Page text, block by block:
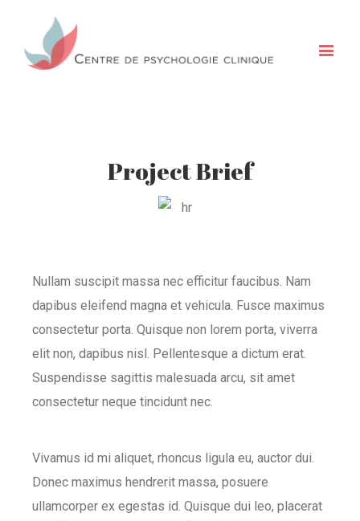
Project Brief
Nullam suscipit massa nec efficitur faucibus. Nam
dapibus eleifend magna et vehicula. Fusce maximus
consectetur porta. Quisque non lorem porta, viverra
elit non, dapibus nisl. Pellentesque a dictum erat.
Suspendisse sagittis malesuada arcu, sit amet
consectetur neque tincidunt nec.
Vivamus id mi aliquet, rhoncus ligula eu, auctor dui.
Donec maximus hendrerit massa, posuere
ullamcorper ex egestas id. Quisque dui leo, placerat